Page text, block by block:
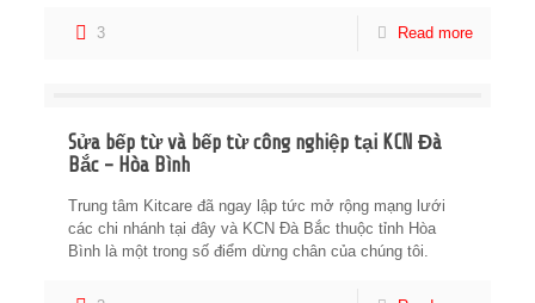
3 Read more
Sửa bếp từ và bếp từ công nghiệp tại KCN Đà
Bắc – Hòa Bình
Trung tâm Kitcare đã ngay lập tức mở rộng mạng lưới
các chi nhánh tại đây và KCN Đà Bắc thuộc tỉnh Hòa
Bình là một trong số điểm dừng chân của chúng tôi.